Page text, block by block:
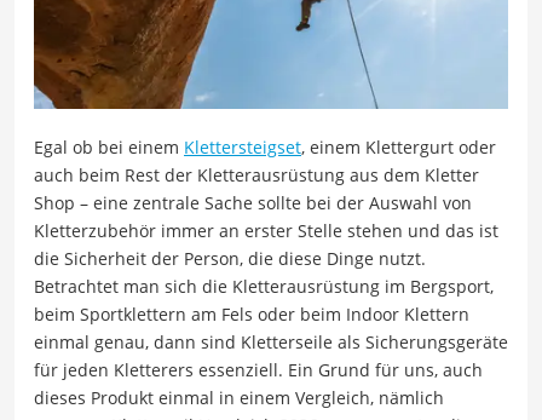
Egal ob bei einem Klettersteigset, einem Klettergurt oder
auch beim Rest der Kletterausrüstung aus dem Kletter
Shop – eine zentrale Sache sollte bei der Auswahl von
Kletterzubehör immer an erster Stelle stehen und das ist
die Sicherheit der Person, die diese Dinge nutzt.
Betrachtet man sich die Kletterausrüstung im Bergsport,
beim Sportklettern am Fels oder beim Indoor Klettern
einmal genau, dann sind Kletterseile als Sicherungsgeräte
für jeden Kletterers essenziell. Ein Grund für uns, auch
dieses Produkt einmal in einem Vergleich, nämlich